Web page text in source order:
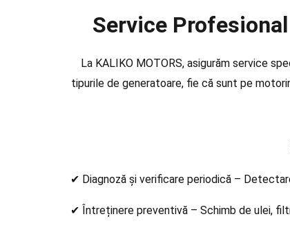
Service
La KALIKO MOTORS, asigurăm service
tipurile de generatoare, fie că sunt pe
Serviciile
✔ Diagnoză și verificare periodică –
✔ Întreținere preventivă – Schimb de ulei,